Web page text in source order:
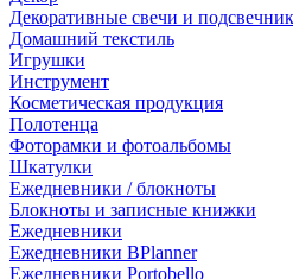
Декоративные свечи и
Домашний текстиль
Игрушки
Инструмент
Косметическая продукция
Полотенца
Фоторамки и фотоальбомы
Шкатулки
Ежедневники / блокноты
Блокноты и записные книжки
Ежедневники
Ежедневники BPlanner
Ежедневники Portobello